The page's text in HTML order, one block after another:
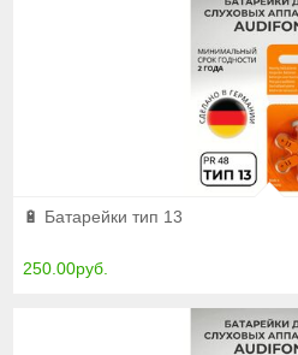
🔋 Батарейки тип 13
250.00руб.